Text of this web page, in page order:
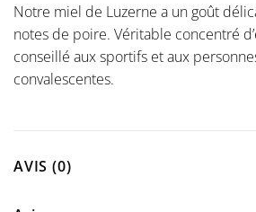
Notre miel de Luzerne a un goût
notes de poire. Véritable concentré
conseillé aux sportifs et aux
convalescentes.
AVIS (0)